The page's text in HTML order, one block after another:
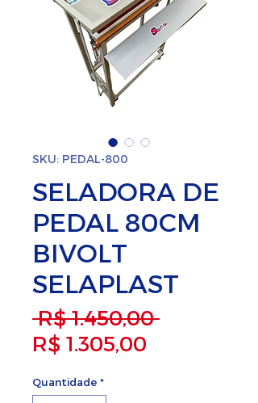
SKU: PEDAL-800
SELADORA DE
PEDAL 80CM
BIVOLT
SELAPLAST
R$ 1.450,00 Preço
R$ 1.305,00
Quantidade *